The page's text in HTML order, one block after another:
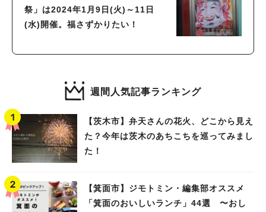
祭」は2024年1月9日(火)～11日
(水)開催。福さずかりたい！
週間人気記事ランキング
【茨木市】弁天さんの花火、どこから見え
た？今年は茨木のあちこちを巡ってみまし
た！
【箕面市】ジモトミン・編集部オススメ
「箕面のおいしいランチ」44選 〜おし